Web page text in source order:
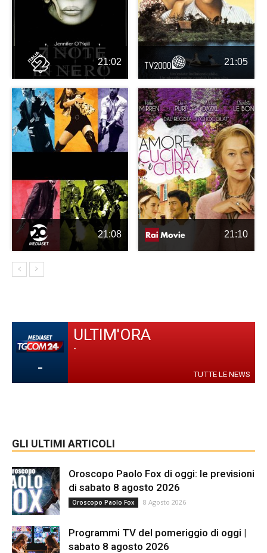
21:02 21:05
21:08 21:10
-
ULTIM'ORA
-
TUTTE LE NEWS
GLI ULTIMI ARTICOLI
Oroscopo Paolo Fox di oggi: le previsioni
di sabato 8 agosto 2026
Oroscopo Paolo Fox 8 Agosto 2026
Programmi TV del pomeriggio di oggi |
sabato 8 agosto 2026